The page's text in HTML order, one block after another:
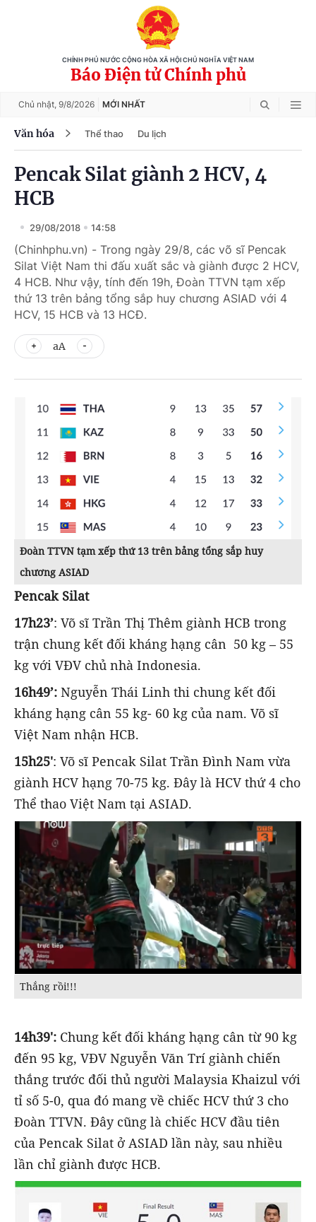
CHÍNH PHỦ NƯỚC CỘNG HÒA XÃ HỘI CHỦ NGHĨA VIỆT NAM
Báo Điện tử Chính phủ
Chủ nhật, 9/8/2026 MỚI NHẤT
Văn hóa Thể thao Du lịch
Pencak Silat giành 2 HCV, 4
HCB
29/08/2018 14:58
(Chinhphu.vn) - Trong ngày 29/8, các võ sĩ Pencak
Silat Việt Nam thi đấu xuất sắc và giành được 2 HCV,
4 HCB. Như vậy, tính đến 19h, Đoàn TTVN tạm xếp
thứ 13 trên bảng tổng sắp huy chương ASIAD với 4
HCV, 15 HCB và 13 HCĐ.
aA
Đoàn TTVN tạm xếp thứ 13 trên bảng tổng sắp huy
chương ASIAD
Pencak Silat
17h23’: Võ sĩ Trần Thị Thêm giành HCB trong
trận chung kết đối kháng hạng cân 50 kg – 55
kg với VĐV chủ nhà Indonesia.
16h49’: Nguyễn Thái Linh thi chung kết đối
kháng hạng cân 55 kg- 60 kg của nam. Võ sĩ
Việt Nam nhận HCB.
15h25': Võ sĩ Pencak Silat Trần Đình Nam vừa
giành HCV hạng 70-75 kg. Đây là HCV thứ 4 cho
Thể thao Việt Nam tại ASIAD.
Thắng rồi!!!
14h39': Chung kết đối kháng hạng cân từ 90 kg
đến 95 kg, VĐV Nguyễn Văn Trí giành chiến
thắng trước đối thủ người Malaysia Khaizul với
tỉ số 5-0, qua đó mang về chiếc HCV thứ 3 cho
Đoàn TTVN. Đây cũng là chiếc HCV đầu tiên
của Pencak Silat ở ASIAD lần này, sau nhiều
lần chỉ giành được HCB.